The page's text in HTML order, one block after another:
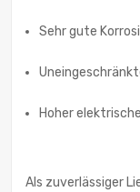
Sehr gute
Hoher
Als zuverlässiger